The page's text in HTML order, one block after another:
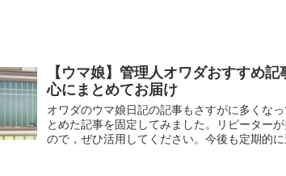
【ウマ娘】管理人オワダおすすめ
心にまとめてお届け
オワダのウマ娘日記の記事もさすがに多くな
とめた記事を固定してみました。リピーター
ので，ぜひ活用してください。今後も定期的に